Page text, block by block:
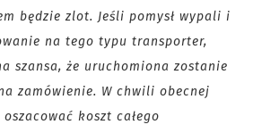
będzie zlot. Jeśli pomysł wypali i
na tego typu transporter,
szansa, że uruchomiona zostanie
zamówienie. W chwili obecnej
koszt całego